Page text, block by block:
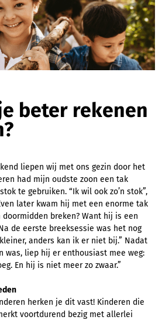
beter rekenen
liepen wij met ons gezin door het
had mijn oudste zoon een tak
te gebruiken. “Ik wil ook zo’n stok”,
later kwam hij met een enorme tak
doormidden breken? Want hij is een
de eerste breeksessie was het nog
anders kan ik er niet bij.” Nadat
was, liep hij er enthousiast mee weg:
En hij is niet meer zo zwaar.”
herken je dit vast! Kinderen die
voortdurend bezig met allerlei